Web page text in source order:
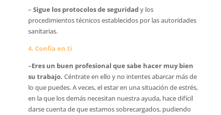
– Sigue los protocolos de seguridady los
procedimientos técnicos establecidos por las autoridades
sanitarias.
4. Confía en ti
–Eres un buen profesional que sabe hacer muy bien
su trabajo. Céntrate en ello y no intentes abarcar más de
lo que puedes. A veces, el estar en una situación de estrés,
en la que los demás necesitan nuestra ayuda, hace difícil
darse cuenta de que estamos sobrecargados, pudiendo